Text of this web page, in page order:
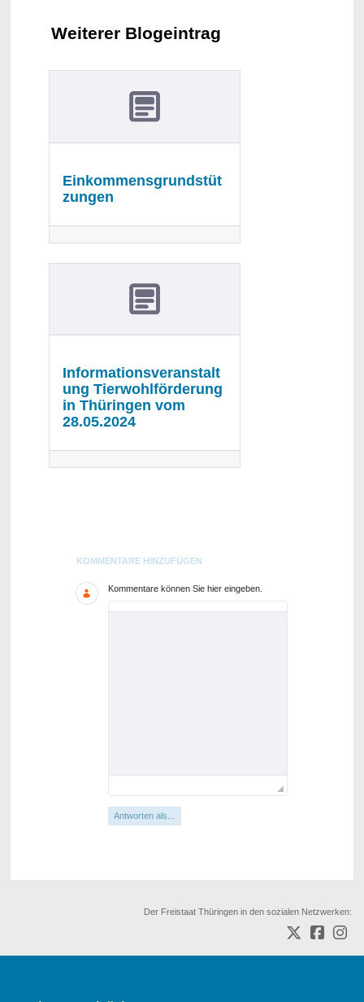
Weiterer Blogeintrag
Einkommensgrundstüt
zungen
Informationsveranstalt
ung Tierwohlförderung
in Thüringen vom
28.05.2024
Blogs
KOMMENTARE HINZUFÜGEN
Kommentare können Sie hier eingeben.
Antworten als...
Der Freistaat Thüringen in den sozialen Netzwerken: